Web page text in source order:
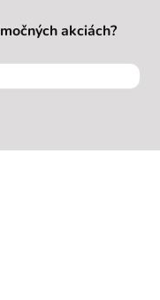
akciách?